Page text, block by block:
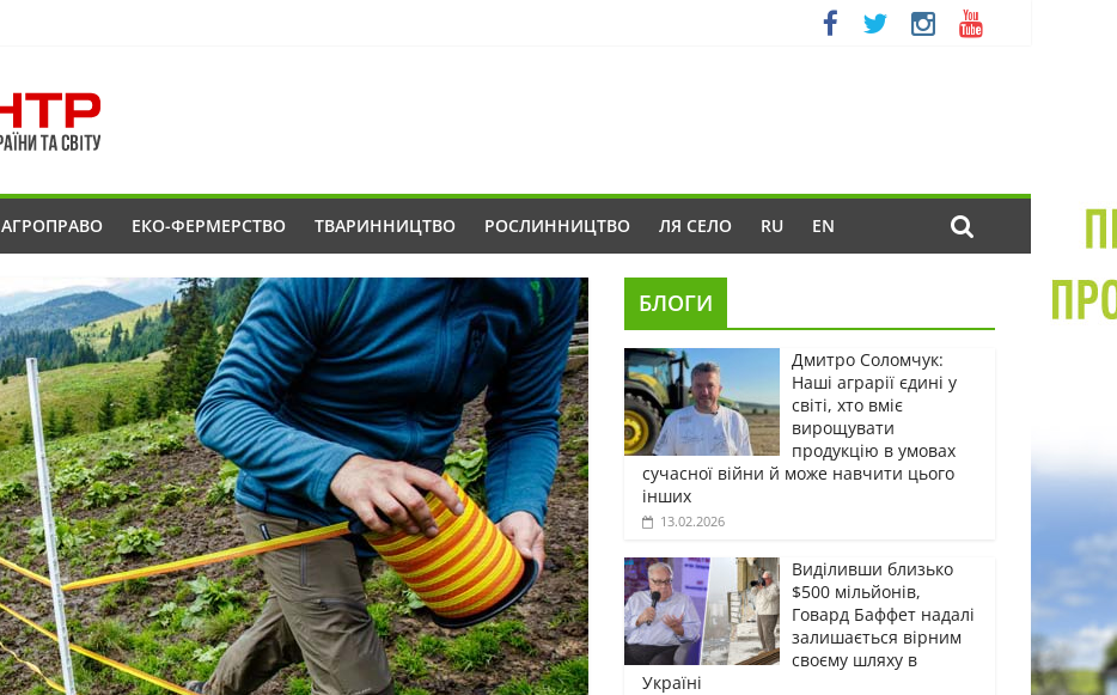
АГРОПРАВО ЕКО-ФЕРМЕРСТВО ТВАРИННИЦТВО РОСЛИННИЦТВО ЛЯ СЕЛО RU EN
БЛОГИ
Дмитро Соломчук:
Наші аграрії єдині у
світі, хто вміє
вирощувати
продукцію в умовах
сучасної війни й може навчити цього
інших
13.02.2026
Виділивши близько
$500 мільйонів,
Говард Баффет надалі
залишається вірним
своєму шляху в
Україні